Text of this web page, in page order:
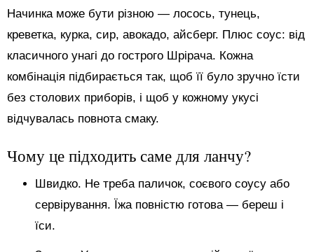
Начинка може бути різною — лосось, тунець,
креветка, курка, сир, авокадо, айсберг. Плюс соус: від
класичного унагі до гострого Шрірача. Кожна
комбінація підбирається так, щоб її було зручно їсти
без столових приборів, і щоб у кожному укусі
відчувалась повнота смаку.
Чому це підходить саме для ланчу?
Швидко. Не треба паличок, соєвого соусу або
сервірування. Їжа повністю готова — береш і
їси.